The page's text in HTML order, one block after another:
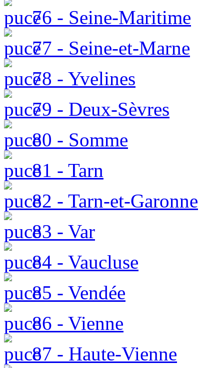
76 - Seine-Maritime
77 - Seine-et-Marne
78 - Yvelines
79 - Deux-Sèvres
80 - Somme
81 - Tarn
82 - Tarn-et-Garonne
83 - Var
84 - Vaucluse
85 - Vendée
86 - Vienne
87 - Haute-Vienne